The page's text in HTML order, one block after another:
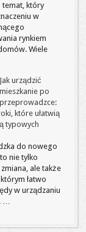
temat, który
w
rynkiem
Wiele
Jak urządzić
mieszkanie po
przeprowadzce:
które ułatwią
typowych
do nowego
nie tylko
ale także
łatwo
w urządzaniu
…